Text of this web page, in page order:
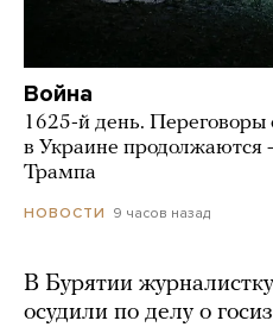
Война
1625-й день. Переговоры
в Украине продолжаются
Трампа
НОВОСТИ 9 часов назад
В Бурятии
осудили по делу о